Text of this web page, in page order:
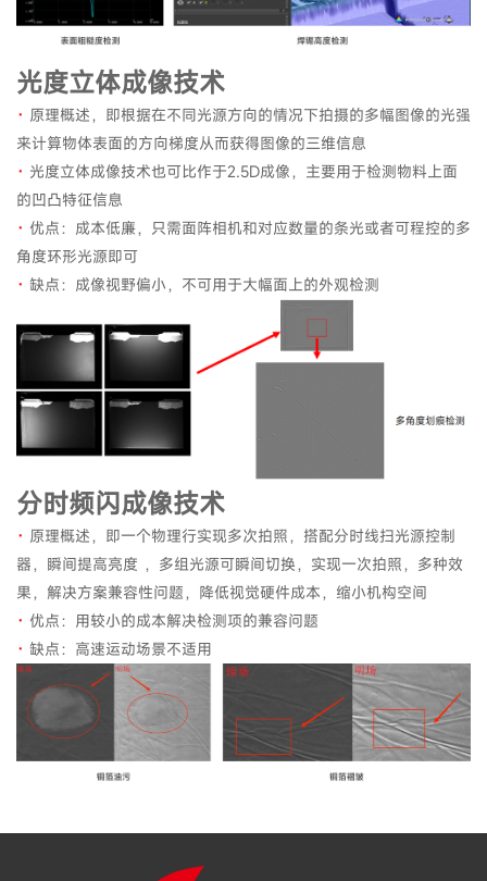
光度立体成像技术
· 原理概述，即根据在不同光源方向的情况下拍摄的多幅图像的光强
来计算物体表面的方向梯度从而获得图像的三维信息
· 光度立体成像技术也可比作于2.5D成像，主要用于检测物料上面
的凹凸特征信息
· 优点：成本低廉，只需面阵相机和对应数量的条光或者可程控的多
角度环形光源即可
· 缺点：成像视野偏小，不可用于大幅面上的外观检测
分时频闪成像技术
· 原理概述，即一个物理行实现多次拍照，搭配分时线扫光源控制
器，瞬间提高亮度 ，多组光源可瞬间切换，实现一次拍照，多种效
果，解决方案兼容性问题，降低视觉硬件成本，缩小机构空间
· 优点：用较小的成本解决检测项的兼容问题
· 缺点：高速运动场景不适用